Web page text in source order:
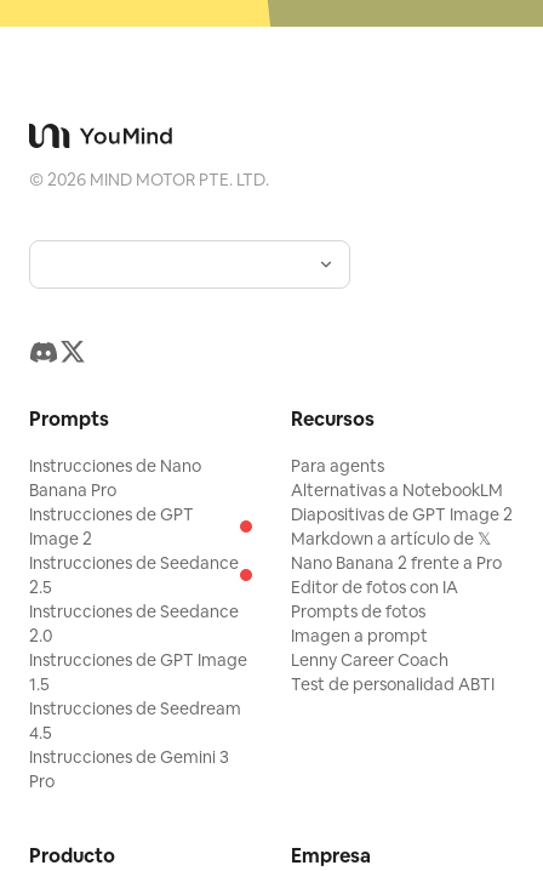
©2026 MIND MOTOR PTE. LTD.
Prompts
Instrucciones de Nano
Banana Pro
Instrucciones de GPT
Image 2
Instrucciones de Seedance
2.5
Instrucciones de Seedance
2.0
Instrucciones de GPT Image
1.5
Instrucciones de Seedream
4.5
Instrucciones de Gemini 3
Pro
Recursos
Para agents
Alternativas a NotebookLM
Diapositivas de GPT Image 2
Markdown a artículo de 𝕏
Nano Banana 2 frente a Pro
Editor de fotos con IA
Prompts de fotos
Imagen a prompt
Lenny Career Coach
Test de personalidad ABTI
Producto Empresa